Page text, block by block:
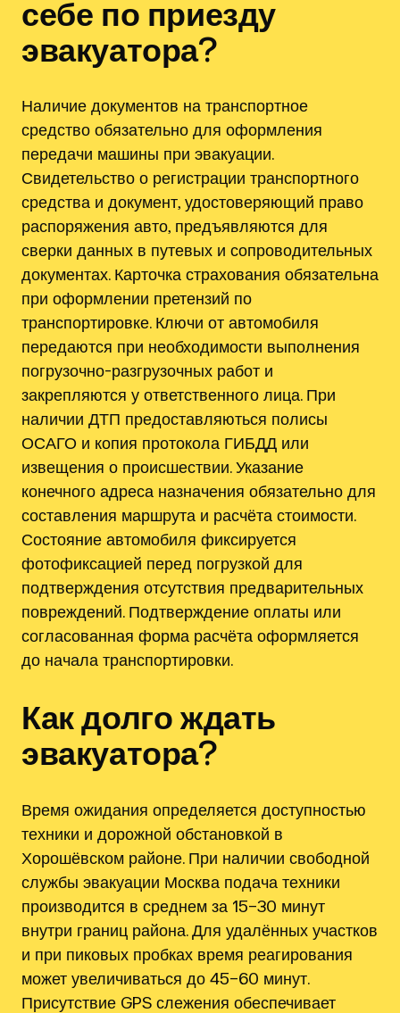
себе по приезду
эвакуатора?
Наличие документов на транспортное
средство обязательно для оформления
передачи машины при эвакуации.
Свидетельство о регистрации транспортного
средства и документ, удостоверяющий право
распоряжения авто, предъявляются для
сверки данных в путевых и сопроводительных
документах. Карточка страхования обязательна
при оформлении претензий по
транспортировке. Ключи от автомобиля
передаются при необходимости выполнения
погрузочно-разгрузочных работ и
закрепляются у ответственного лица. При
наличии ДТП предоставляються полисы
ОСАГО и копия протокола ГИБДД или
извещения о происшествии. Указание
конечного адреса назначения обязательно для
составления маршрута и расчёта стоимости.
Состояние автомобиля фиксируется
фотофиксацией перед погрузкой для
подтверждения отсутствия предварительных
повреждений. Подтверждение оплаты или
согласованная форма расчёта оформляется
до начала транспортировки.
Как долго ждать
эвакуатора?
Время ожидания определяется доступностью
техники и дорожной обстановкой в
Хорошёвском районе. При наличии свободной
службы эвакуации Москва подача техники
производится в среднем за 15–30 минут
внутри границ района. Для удалённых участков
и при пиковых пробках время реагирования
может увеличиваться до 45–60 минут.
Присутствие GPS слежения обеспечивает